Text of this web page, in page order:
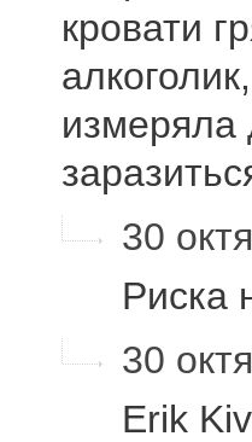
кровати
измеряла
30
Риска
30
Erik